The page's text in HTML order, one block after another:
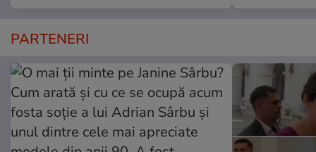
PARTENERI